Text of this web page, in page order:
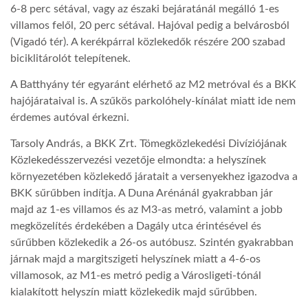
6-8 perc sétával, vagy az északi bejáratánál megálló 1-es
villamos felől, 20 perc sétával. Hajóval pedig a belvárosból
(Vigadó tér). A kerékpárral közlekedők részére 200 szabad
biciklitárolót telepítenek.
A Batthyány tér egyaránt elérhető az M2 metróval és a BKK
hajójárataival is. A szűkös parkolóhely-kínálat miatt ide nem
érdemes autóval érkezni.
Tarsoly András, a BKK Zrt. Tömegközlekedési Divíziójának
Közlekedésszervezési vezetője elmondta: a helyszínek
környezetében közlekedő járatait a versenyekhez igazodva a
BKK sűrűbben indítja. A Duna Arénánál gyakrabban jár
majd az 1-es villamos és az M3-as metró, valamint a jobb
megközelítés érdekében a Dagály utca érintésével és
sűrűbben közlekedik a 26-os autóbusz. Szintén gyakrabban
járnak majd a margitszigeti helyszínek miatt a 4-6-os
villamosok, az M1-es metró pedig a Városligeti-tónál
kialakított helyszín miatt közlekedik majd sűrűbben.